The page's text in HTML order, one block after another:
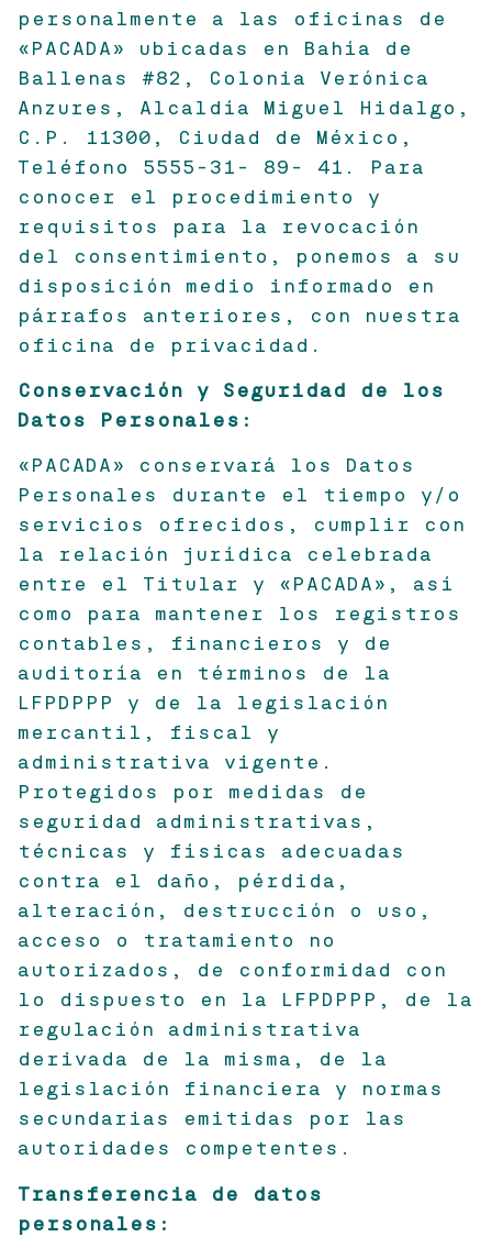
personalmente a las oficinas de
«PACADA» ubicadas en Bahía de
Ballenas #82, Colonia Verónica
Anzures, Alcaldía Miguel Hidalgo,
C.P. 11300, Ciudad de México,
Teléfono 5555-31- 89- 41. Para
conocer el procedimiento y
requisitos para la revocación
del consentimiento, ponemos a su
disposición medio informado en
párrafos anteriores, con nuestra
oficina de privacidad.
Conservación y Seguridad de los
Datos Personales:
«PACADA» conservará los Datos
Personales durante el tiempo y/o
servicios ofrecidos, cumplir con
la relación jurídica celebrada
entre el Titular y «PACADA», así
como para mantener los registros
contables, financieros y de
auditoría en términos de la
LFPDPPP y de la legislación
mercantil, fiscal y
administrativa vigente.
Protegidos por medidas de
seguridad administrativas,
técnicas y físicas adecuadas
contra el daño, pérdida,
alteración, destrucción o uso,
acceso o tratamiento no
autorizados, de conformidad con
lo dispuesto en la LFPDPPP, de la
regulación administrativa
derivada de la misma, de la
legislación financiera y normas
secundarias emitidas por las
autoridades competentes.
Transferencia de datos
personales: